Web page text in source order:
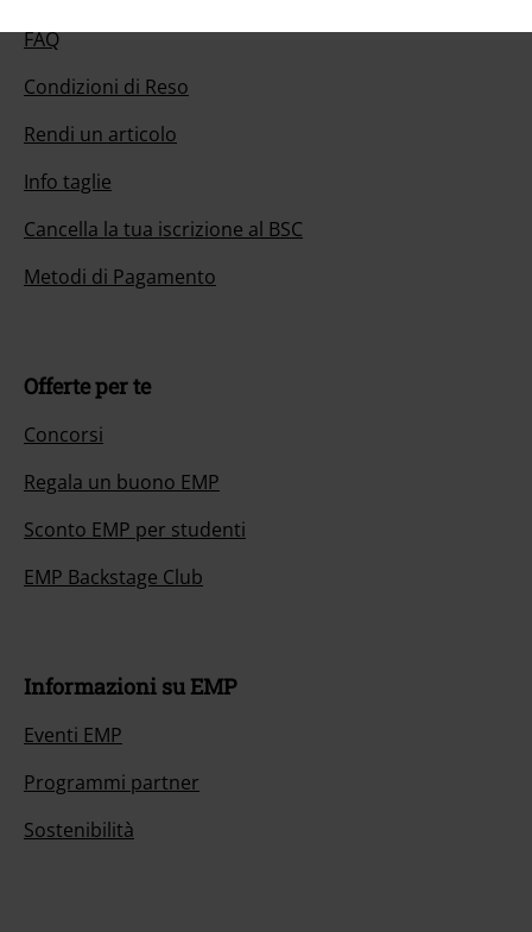
FAQ
Condizioni di Reso
Rendi un articolo
Info taglie
Cancella la tua iscrizione al BSC
Metodi di Pagamento
Offerte per te
Concorsi
Regala un buono EMP
Sconto EMP per studenti
EMP Backstage Club
Informazioni su EMP
Eventi EMP
Programmi partner
Sostenibilità